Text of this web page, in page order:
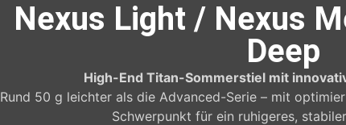
Nexus Light / Nexus
Deep
High-End Titan-Sommerstiel mit
Rund 50 g leichter als die Advanced-Serie – mit
Schwerpunkt für ein ruhigeres,